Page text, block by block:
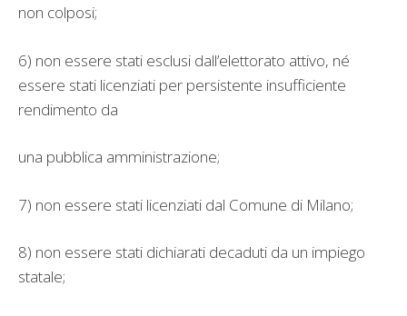
non colposi;
6) non essere stati esclusi dall’elettorato attivo, né
essere stati licenziati per persistente insufficiente
rendimento da
una pubblica amministrazione;
7) non essere stati licenziati dal Comune di Milano;
8) non essere stati dichiarati decaduti da un impiego
statale;